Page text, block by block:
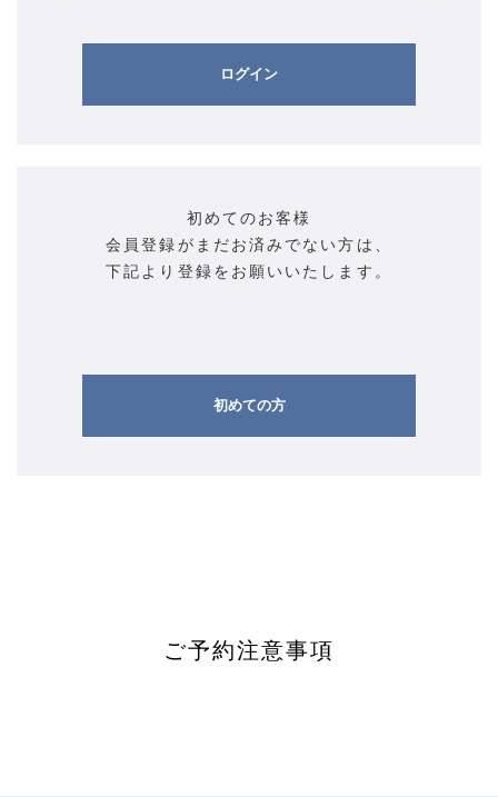
ログイン
初めてのお客様
会員登録がまだお済みでない方は、
下記より登録をお願いいたします。
初めての方
ご予約注意事項